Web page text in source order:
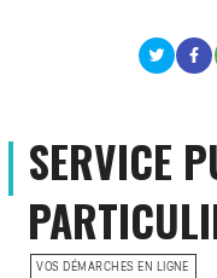
SERVICE
VOS DÉMARCHES EN LIGNE